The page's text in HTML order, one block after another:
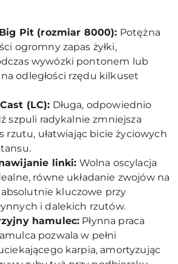
Pit (rozmiar 8000): Potężna
ogromny zapas żyłki,
wywózki pontonem lub
odległości rzędu kilkuset
(LC): Długa, odpowiednio
szpuli radykalnie zmniejsza
rzutu, ułatwiając bicie życiowych
linki: Wolna oscylacja
równe układanie zwojów na
kluczowe przy
i dalekich rzutów.
hamulec: Płynna praca
pozwala w pełni
karpia, amortyzując